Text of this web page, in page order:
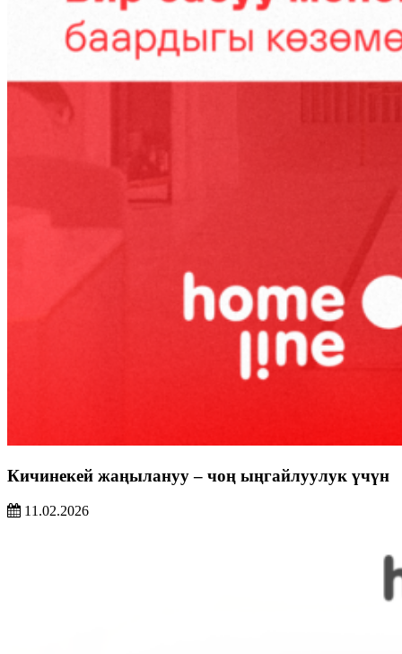
Кичинекей жаңылануу – чоң ыңгайлуулук үчүн
11.02.2026